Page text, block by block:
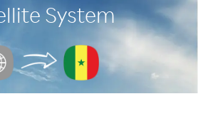
System